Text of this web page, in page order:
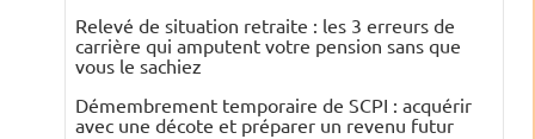
Relevé de situation retraite : les 3 erreurs de
carrière qui amputent votre pension sans que
vous le sachiez
Démembrement temporaire de SCPI : acquérir
avec une décote et préparer un revenu futur